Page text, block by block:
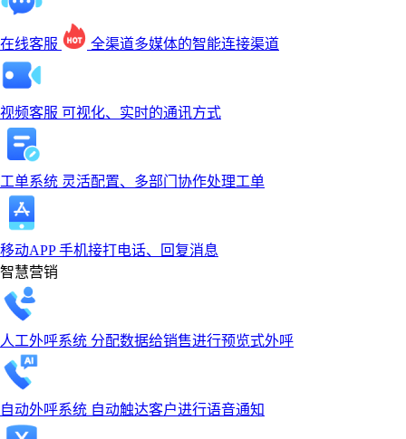
在线客服 全渠道多媒体的智能连接渠道
视频客服 可视化、实时的通讯方式
工单系统 灵活配置、多部门协作处理工单
移动APP手机接打电话、回复消息
智慧营销
人工外呼系统 分配数据给销售进行预览式外呼
自动外呼系统 自动触达客户进行语音通知